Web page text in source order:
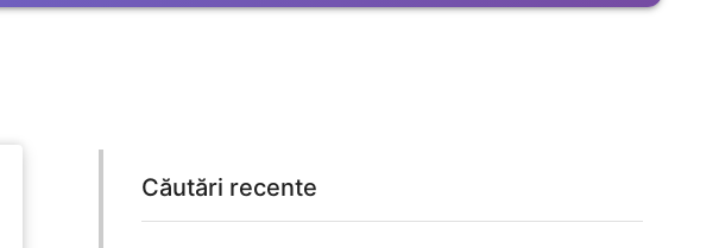
Căutări recente